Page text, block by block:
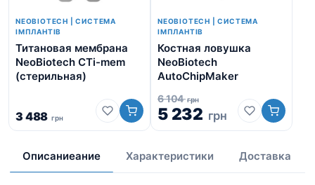
NEOBIOTECH | СИСТЕМА
ІМПЛАНТІВ
Титановая мембрана
NeoBiotech CTi-mem
(стерильная)
3 488 грн
NEOBIOTECH | СИСТЕМА
ІМПЛАНТІВ
Костная ловушка
NeoBiotech
AutoChipMaker
6 104грн
5 232 грн
Описаниеание Характеристики Доставка